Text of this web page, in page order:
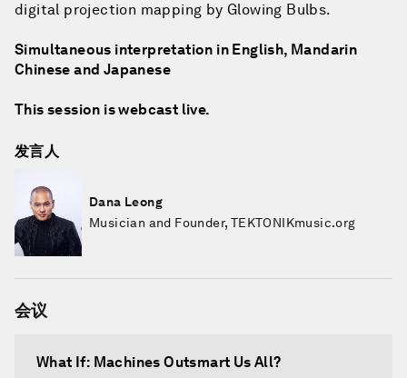
digital projection mapping by Glowing Bulbs.
Simultaneous interpretation in English, Mandarin
Chinese and Japanese
This session is webcast live.
发言人
Dana Leong
Musician and Founder, TEKTONIKmusic.org
会议
What If: Machines Outsmart Us All?